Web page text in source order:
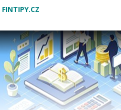
FINTIPY.CZ